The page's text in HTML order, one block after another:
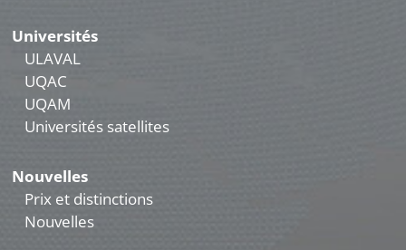
Universités
ULAVAL
UQAC
UQAM
Universités satellites
Nouvelles
Prix et distinctions
Nouvelles